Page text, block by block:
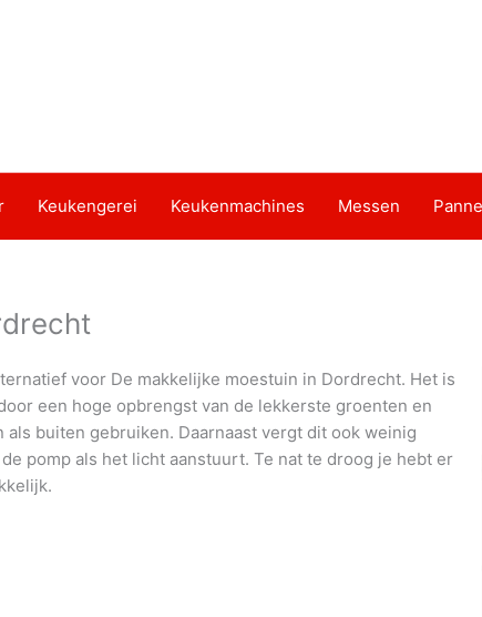
Keukengerei Keukenmachines Messen
voor De makkelijke moestuin in Dordrecht. Het is
een hoge opbrengst van de lekkerste groenten en
buiten gebruiken. Daarnaast vergt dit ook weinig
pomp als het licht aanstuurt. Te nat te droog je hebt er